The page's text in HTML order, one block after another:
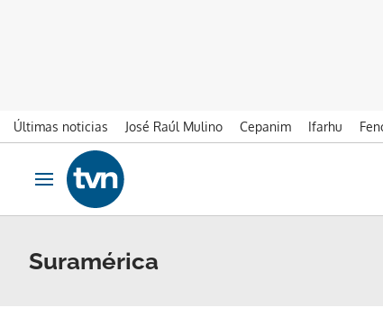
Últimas noticias José Raúl Mulino Cepanim Ifarhu
Ir al contenido
Obrir navegació
Suramérica